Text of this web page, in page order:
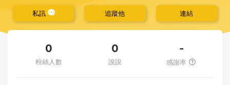
私訊 追蹤他 連結
0
粉絲人數
0
說說
-
感謝率